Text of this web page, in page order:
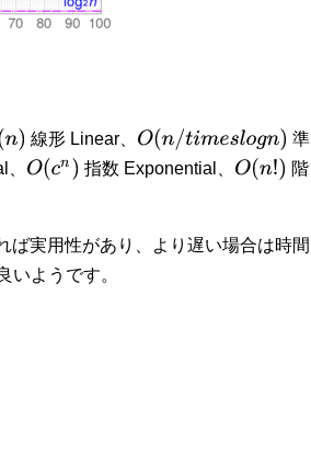
) 線形 Linear、 O(n/ti meslogn)
準
O(cn) 指数 Exponential、 O(n!)
階
ば実用性があり、より遅い場合は時間
いようです。